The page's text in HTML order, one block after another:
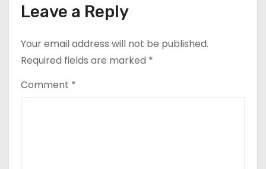
Leave a Reply
Your email address will not be published.
Required fields are marked *
Comment *